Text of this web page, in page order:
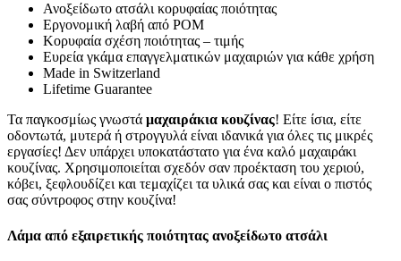
Ανοξείδωτο ατσάλι κορυφαίας ποιότητας
Εργονομική λαβή από POM
Κορυφαία σχέση ποιότητας – τιμής
Ευρεία γκάμα επαγγελματικών μαχαιριών για κάθε χρήση
Made in Switzerland
Lifetime Guarantee
Τα παγκοσμίως γνωστά μαχαιράκια κουζίνας! Είτε ίσια, είτε
οδοντωτά, μυτερά ή στρογγυλά είναι ιδανικά για όλες τις μικρές
εργασίες! Δεν υπάρχει υποκατάστατο για ένα καλό μαχαιράκι
κουζίνας. Χρησιμοποιείται σχεδόν σαν προέκταση του χεριού,
κόβει, ξεφλουδίζει και τεμαχίζει τα υλικά σας και είναι ο πιστός
σας σύντροφος στην κουζίνα!
Λάμα από εξαιρετικής ποιότητας ανοξείδωτο ατσάλι